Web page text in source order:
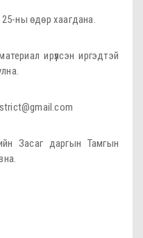
25-ны өдөр хаагдана.
ирүүлсэн иргэдтэй
Засаг даргын Тамгын